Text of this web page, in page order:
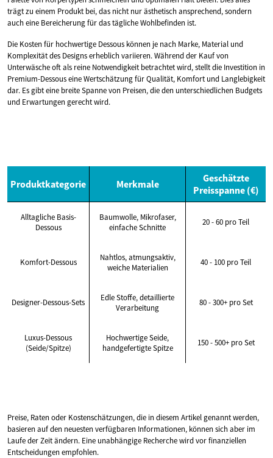
trägt zu einem Produkt bei, das nicht nur ästhetisch ansprechend, sondern
auch eine Bereicherung für das tägliche Wohlbefinden ist.
Die Kosten für hochwertige Dessous können je nach Marke, Material und
Komplexität des Designs erheblich variieren. Während der Kauf von
Unterwäsche oft als reine Notwendigkeit betrachtet wird, stellt die Investition in
Premium-Dessous eine Wertschätzung für Qualität, Komfort und Langlebigkeit
dar. Es gibt eine breite Spanne von Preisen, die den unterschiedlichen Budgets
und Erwartungen gerecht wird.
Produktkategorie Merkmale
Geschätzte
Preisspanne (€)
Alltagliche Basis-
Dessous
Baumwolle, Mikrofaser,
einfache Schnitte
20 - 60 pro Teil
Komfort-Dessous
Nahtlos, atmungsaktiv,
weiche Materialien
40 - 100 pro Teil
Designer-Dessous-Sets
Edle Stoffe, detaillierte
Verarbeitung
80 - 300+ pro Set
Luxus-Dessous
(Seide/Spitze)
Hochwertige Seide,
handgefertigte Spitze
150 - 500+ pro Set
Preise, Raten oder Kostenschätzungen, die in diesem Artikel genannt werden,
basieren auf den neuesten verfügbaren Informationen, können sich aber im
Laufe der Zeit ändern. Eine unabhängige Recherche wird vor finanziellen
Entscheidungen empfohlen.